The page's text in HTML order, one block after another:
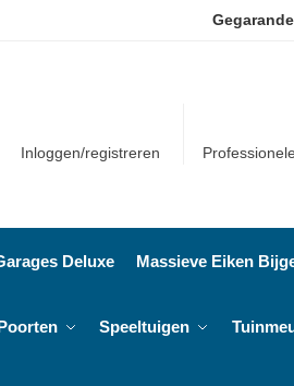
Inloggen/registreren
Deluxe Massieve Eiken
Speeltuigen